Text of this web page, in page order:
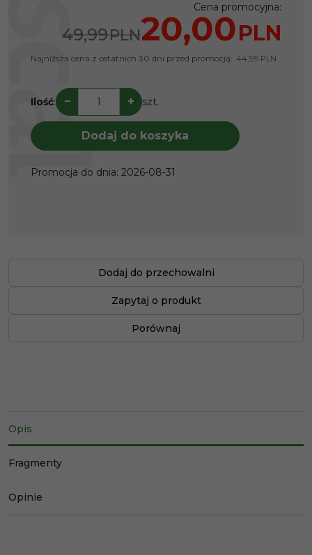
Cena promocyjna:
49,99PLN20,00PLN
Najniższa cena z ostatnich 30 dni przed promocją: 44,99 PLN
Ilość: − + szt.
Dodaj do koszyka
Promocja do dnia: 2026-08-31
Dodaj do przechowalni
Zapytaj o produkt
Porównaj
Opis
Fragmenty
Opinie